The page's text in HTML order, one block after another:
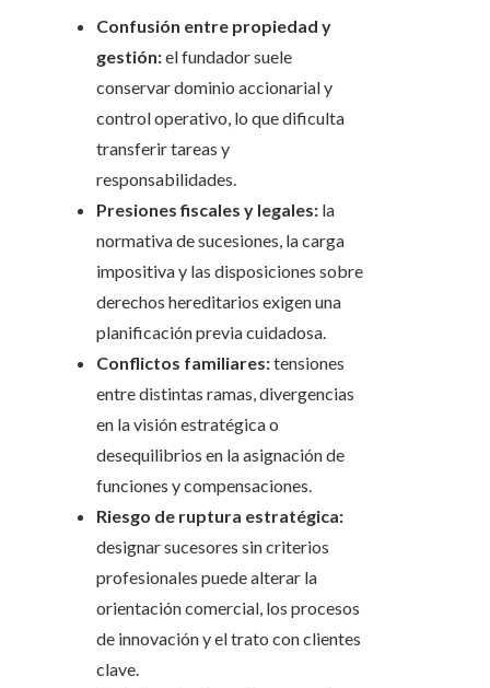
Confusión entre propiedad y
gestión:el fundador suele
conservar dominio accionarial y
control operativo, lo que dificulta
transferir tareas y
responsabilidades.
Presiones fiscales y legales: la
normativa de sucesiones, la carga
impositiva y las disposiciones sobre
derechos hereditarios exigen una
planificación previa cuidadosa.
Conflictos familiares:tensiones
entre distintas ramas, divergencias
en la visión estratégica o
desequilibrios en la asignación de
funciones y compensaciones.
Riesgo de ruptura estratégica:
designar sucesores sin criterios
profesionales puede alterar la
orientación comercial, los procesos
de innovación y el trato con clientes
clave.